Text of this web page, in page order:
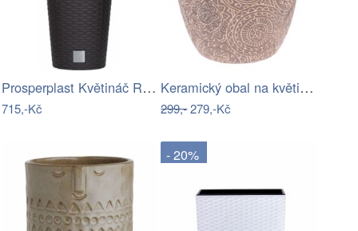
Prosperplast Květináč Round Rato tmavě…
715,-Kč
Keramický obal na květináč Ornament, 17…
299,-279,-Kč
- 20%